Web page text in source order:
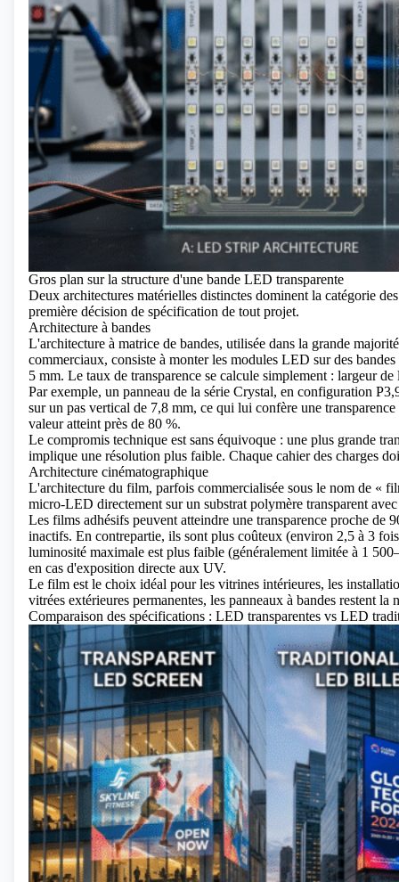
Gros plan sur la structure d'une bande LED transparente
Deux architectures matérielles distinctes dominent la catégorie
première décision de spécification de tout projet.
Architecture à bandes
L'architecture à matrice de bandes, utilisée dans la grande
commerciaux, consiste à monter les modules LED sur des
5 mm. Le taux de transparence se calcule simplement : largeur
Par exemple, un panneau de la série Crystal, en configuration
sur un pas vertical de 7,8 mm, ce qui lui confère une
valeur atteint près de 80 %.
Le compromis technique est sans équivoque : une plus grande
implique une résolution plus faible. Chaque cahier des charges
Architecture cinématographique
L'architecture du film, parfois commercialisée sous le nom de «
micro-LED directement sur un substrat polymère transparent
Les films adhésifs peuvent atteindre une transparence proche de
inactifs. En contrepartie, ils sont plus coûteux (environ 2,5 à 3
luminosité maximale est plus faible (généralement limitée à 1
en cas d'exposition directe aux UV.
Le film est le choix idéal pour les vitrines intérieures, les
vitrées extérieures permanentes, les panneaux à bandes restent
Comparaison des spécifications : LED transparentes vs LED